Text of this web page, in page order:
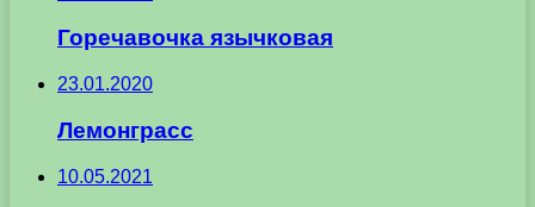
Горечавочка язычковая
23.01.2020
Лемонграсс
10.05.2021